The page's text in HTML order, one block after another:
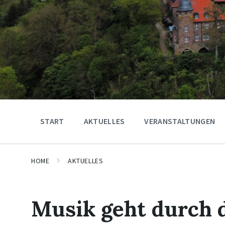
START AKTUELLES VERANSTALTUNGEN
HOME AKTUELLES
Musik geht durch